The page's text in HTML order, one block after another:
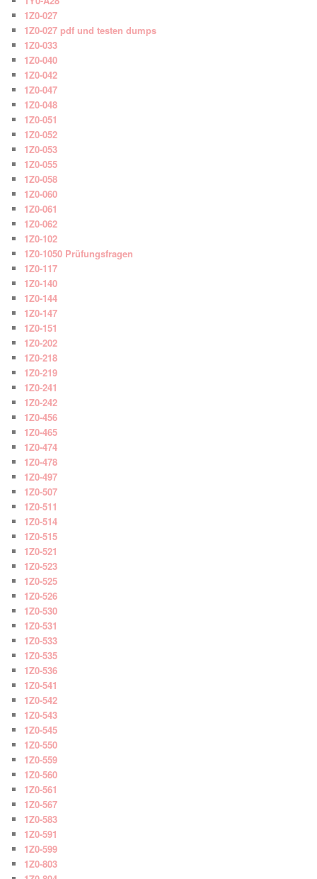
1Z0-027
1Z0-027 pdf und testen dumps
1Z0-033
1Z0-040
1Z0-042
1Z0-047
1Z0-048
1Z0-051
1Z0-052
1Z0-053
1Z0-055
1Z0-058
1Z0-060
1Z0-061
1Z0-062
1Z0-102
1Z0-1050 Prüfungsfragen
1Z0-117
1Z0-140
1Z0-144
1Z0-147
1Z0-151
1Z0-202
1Z0-218
1Z0-219
1Z0-241
1Z0-242
1Z0-456
1Z0-465
1Z0-474
1Z0-478
1Z0-497
1Z0-507
1Z0-511
1Z0-514
1Z0-515
1Z0-521
1Z0-523
1Z0-525
1Z0-526
1Z0-530
1Z0-531
1Z0-533
1Z0-535
1Z0-536
1Z0-541
1Z0-542
1Z0-543
1Z0-545
1Z0-550
1Z0-559
1Z0-560
1Z0-561
1Z0-567
1Z0-583
1Z0-591
1Z0-599
1Z0-803